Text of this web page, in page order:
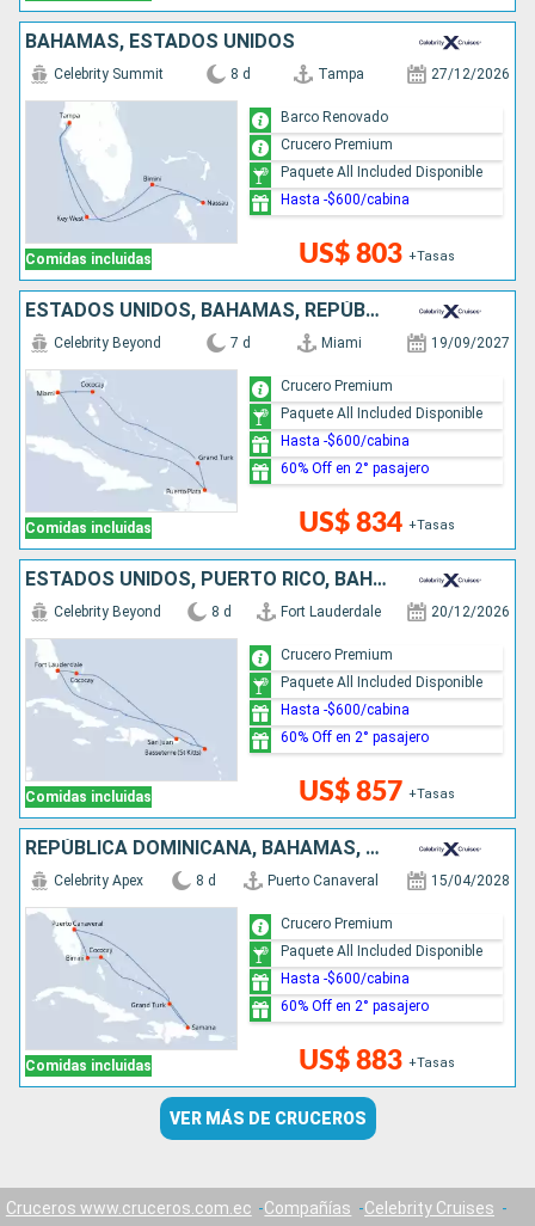
BAHAMAS, ESTADOS UNIDOS
Comidas incluidas
Celebrity Summit 8 d Tampa 27/12/2026
US$ 803 +Tasas
Barco Renovado
Crucero Premium
Paquete All Included Disponible
Hasta -$600/cabina
ESTADOS UNIDOS, BAHAMAS, REPÚBLICA DOMINICANA
Comidas incluidas
Celebrity Beyond 7 d Miami 19/09/2027
US$ 834 +Tasas
Crucero Premium
Paquete All Included Disponible
Hasta -$600/cabina
60% Off en 2° pasajero
ESTADOS UNIDOS, PUERTO RICO, BAHAMAS
Comidas incluidas
Celebrity Beyond 8 d Fort Lauderdale 20/12/2026
US$ 857 +Tasas
Crucero Premium
Paquete All Included Disponible
Hasta -$600/cabina
60% Off en 2° pasajero
REPÚBLICA DOMINICANA, BAHAMAS, ESTADOS UNIDOS
Comidas incluidas
Celebrity Apex 8 d Puerto Canaveral 15/04/2028
US$ 883 +Tasas
Crucero Premium
Paquete All Included Disponible
Hasta -$600/cabina
60% Off en 2° pasajero
VER MÁS DE CRUCEROS
Cruceros www.cruceros.com.ec Compañías
Celebrity Cruises